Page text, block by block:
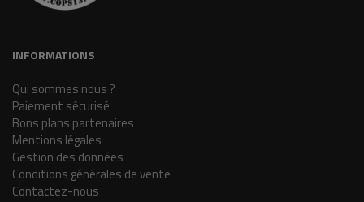
INFORMATIONS
Qui sommes nous ?
Paiement sécurisé
Bons plans partenaires
Mentions légales
Gestion des données
Conditions générales de vente
Contactez-nous